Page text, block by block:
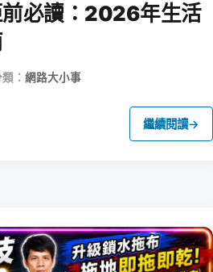
必讀：2026年生活
： 網路大小事
繼續閱讀→